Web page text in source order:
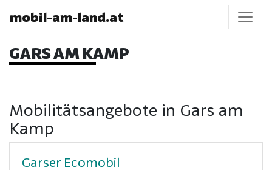
mobil-am-land.at
GARS AM KAMP
Mobilitätsangebote in Gars am
Kamp
Garser Ecomobil